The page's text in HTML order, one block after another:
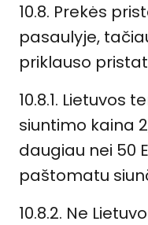
10.8. Prekės
pasaulyje,
priklauso
10.8.1. Lietuvos
siuntimo kaina
daugiau nei 50
paštomatu
10.8.2. Ne